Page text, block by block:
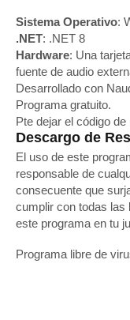
Sistema Operativo:
.NET: .NET 8
Hardware: Una
fuente de audio
Desarrollado con
Programa gratuito.
Pte dejar el código
Descargo de
El uso de este
responsable de
consecuente que
cumplir con todas las
este programa en tu
Programa libre de